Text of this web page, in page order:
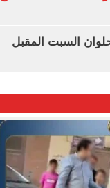
8 مناطق بحلوان السبت المقبل